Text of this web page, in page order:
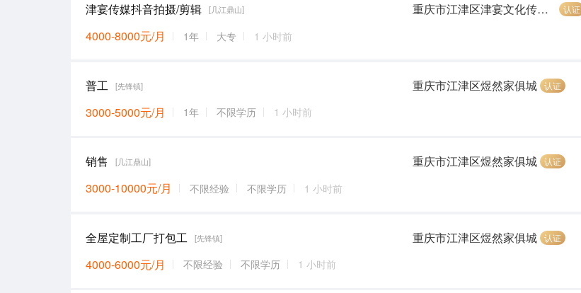
津宴传媒抖音拍摄/剪辑 [几江鼎山]
4000-8000元/月 1年 大专 1 小时前
重庆市江津区津宴文化传媒有限公司 认证
普工 [先锋镇]
3000-5000元/月 1年 不限学历 1 小时前
重庆市江津区煜然家俱城 认证
销售 [几江鼎山]
3000-10000元/月 不限经验 不限学历 1 小时前
重庆市江津区煜然家俱城 认证
全屋定制工厂打包工 [先锋镇]
4000-6000元/月 不限经验 不限学历 1 小时前
重庆市江津区煜然家俱城 认证